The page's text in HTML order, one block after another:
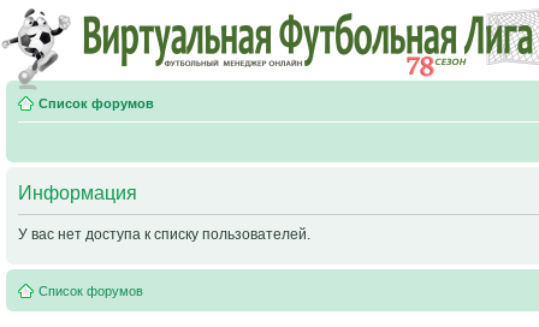
Список форумов
Информация
У вас нет доступа к списку пользователей.
Список форумов